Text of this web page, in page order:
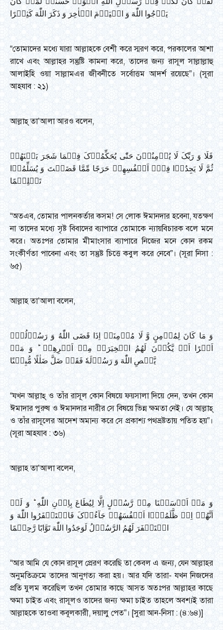
یَرۡجُوا اللّٰهَ وَ الۡیَوۡمَ الۡاٰخِرَ وَ ذَکَرَ اللّٰهَ کَثِیۡرًا
“তোমাদের মধ্যে যারা আল্লাহকে বেশী করে স্মরণ করে, পরকালের আশা
রাখে এবং আল্লাহর সন্তুষ্টি কামনা করে, তাদের জন্য রাসূল সাল্লাল্লাহু
আলাইহি ওয়া সাল্লামএর জীবনীতে সর্বোত্তম আদর্শ রয়েছে”। (সূরা
আহযাব : ২১)
আল্লাহ্ তা’আলা আরও বলেন,
فَلَا وَ رَبِّکَ لَا یُؤۡمِنُوۡنَ حَتّٰی یُحَکِّمُوۡکَ فِیۡمَا شَجَرَ بَیۡنَهُمۡ
ثُمَّ لَا یَجِدُوۡا فِیۡۤ اَنۡفُسِهِمۡ حَرَجًا مِّمَّا قَضَیۡتَ وَ یُسَلِّمُوۡا
تَسۡلِیۡمًا
“অতএব, তোমার পালনকর্তার কসম! সে লোক ঈমানদার হবেনা, যতক্ষণ
না তাদের মধ্যে সৃষ্ট বিবাদের ব্যাপারে তোমাকে ন্যায়বিচারক বলে মনে
করে। অতঃপর তোমার মীমাংসার ব্যাপারে নিজের মনে কোন রকম
সংকীর্ণতা পাবেনা এবং তা সন্তুষ্ট চিত্তে কবুল করে নেবে”। (সূরা নিসা :
৬৫)
আল্লাহ তা’আলা বলেন,
وَ مَا کَانَ لِمُؤۡمِنٍ وَّ لَا مُؤۡمِنَۃٍ اِذَا قَضَی اللّٰهُ وَ رَسُوۡلُهٗۤ
اَمۡرًا اَنۡ یَّکُوۡنَ لَهُمُ الۡخِیَرَۃُ مِنۡ اَمۡرِهِمۡ ؕ وَ مَنۡ
یَّعۡصِ اللّٰهَ وَ رَسُوۡلَهٗ فَقَدۡ ضَلَّ ضَلٰلًا مُّبِیۡنًا
“যখন আল্লাহ্ ও তাঁর রাসূল কোন বিষয়ে ফয়সালা দিয়ে দেন, তখন কোন
ঈমাদার পুরুষ ও ঈমানদার নারীর সে বিষয়ে ভিন্ন ক্ষমতা নেই। যে আল্লাহ্
ও তাঁর রাসূলের আদেশ অমান্য করে সে প্রকাশ্য পথভ্রষ্টতায় পতিত হয়”।
(সূরা আহযাব : ৩৬)
আল্লাহ তা’আলা বলেন,
وَ مَاۤ اَرۡسَلۡنَا مِنۡ رَّسُوۡلٍ اِلَّا لِیُطَاعَ بِاِذۡنِ اللّٰهِ ؕ وَ لَوۡ
اَنَّهُمۡ اِذۡ ظَّلَمُوۡۤا اَنۡفُسَهُمۡ جَآءُوۡکَ فَاسۡتَغۡفَرُوا اللّٰهَ وَ
اسۡتَغۡفَرَ لَهُمُ الرَّسُوۡلُ لَوَجَدُوا اللّٰهَ تَوَّابًا رَّحِیۡمًا
“আর আমি যে কোন রাসূল প্রেরণ করেছি তা কেবল এ জন্য, যেন আল্লাহর
অনুমতিক্রমে তাদের আনুগত্য করা হয়। আর যদি তারা- যখন নিজদের
প্রতি যুলম করেছিল তখন তোমার কাছে আসত অতঃপর আল্লাহর কাছে
ক্ষমা চাইত এবং রাসূলও তাদের জন্য ক্ষমা চাইত তাহলে অবশ্যই তারা
আল্লাহকে তাওবা কবূলকারী, দয়ালু পেত”। [সুরা আন-নিসা : (৪:৬৪)]